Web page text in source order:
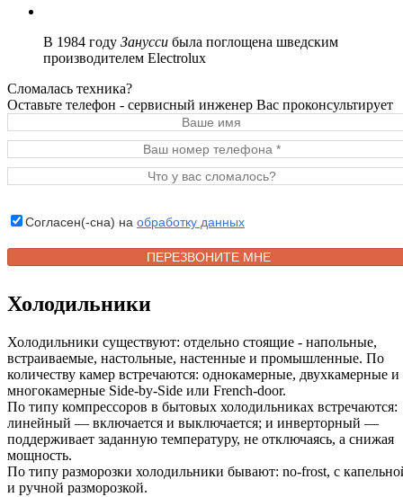
В 1984 году Занусси была поглощена шведским
производителем Electrolux
Сломалась техника?
Оставьте телефон - сервисный инженер Вас проконсультирует
Согласен(-сна) на обработку данных
Холодильники
Холодильники существуют: отдельно стоящие - напольные,
встраиваемые, настольные, настенные и промышленные. По
количеству камер встречаются: однокамерные, двухкамерные и
многокамерные Side-by-Side или French-door.
По типу компрессоров в бытовых холодильниках встречаются:
линейный — включается и выключается; и инверторный —
поддерживает заданную температуру, не отключаясь, а снижая
мощность.
По типу разморозки холодильники бывают: no-frost, с
и ручной разморозкой.